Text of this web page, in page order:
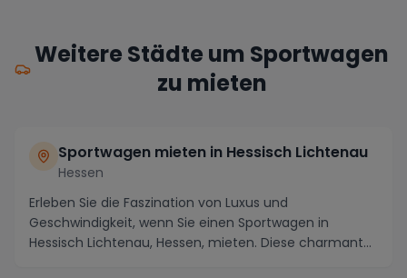
Weitere Städte um Sportwagen
zu mieten
Sportwagen mieten in Hessisch Lichtenau
Hessen
Erleben Sie die Faszination von Luxus und
Geschwindigkeit, wenn Sie einen Sportwagen in
Hessisch Lichtenau, Hessen, mieten. Diese charmante